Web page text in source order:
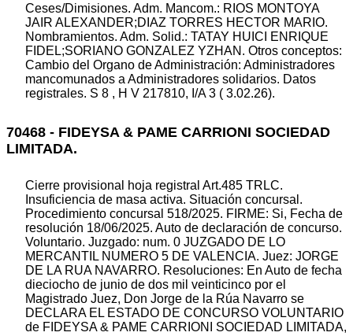
Ceses/Dimisiones. Adm. Mancom.: RIOS MONTOYA
JAIR ALEXANDER;DIAZ TORRES HECTOR MARIO.
Nombramientos. Adm. Solid.: TATAY HUICI ENRIQUE
FIDEL;SORIANO GONZALEZ YZHAN. Otros conceptos:
Cambio del Organo de Administración: Administradores
mancomunados a Administradores solidarios. Datos
registrales. S 8 , H V 217810, I/A 3 ( 3.02.26).
70468 - FIDEYSA & PAME CARRIONI SOCIEDAD
LIMITADA.
Cierre provisional hoja registral Art.485 TRLC.
Insuficiencia de masa activa. Situación concursal.
Procedimiento concursal 518/2025. FIRME: Si, Fecha de
resolución 18/06/2025. Auto de declaración de concurso.
Voluntario. Juzgado: num. 0 JUZGADO DE LO
MERCANTIL NUMERO 5 DE VALENCIA. Juez: JORGE
DE LA RUA NAVARRO. Resoluciones: En Auto de fecha
dieciocho de junio de dos mil veinticinco por el
Magistrado Juez, Don Jorge de la Rúa Navarro se
DECLARA EL ESTADO DE CONCURSO VOLUNTARIO
de FIDEYSA & PAME CARRIONI SOCIEDAD LIMITADA,